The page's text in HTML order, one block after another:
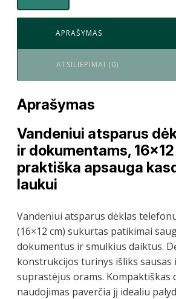
APRAŠYMAS
ATSILIEPIMAI (0)
Aprašymas
Vandeniui atsparus
ir dokumentams,
praktiška apsauga
laukui
Vandeniui atsparus dėklas
(16×12 cm) sukurtas patikimai
dokumentus ir smulkius daiktus.
konstrukcijos turinys išliks sausas
suprastėjus orams. Kompaktiškas
naudojimas paverčia jį idealiu